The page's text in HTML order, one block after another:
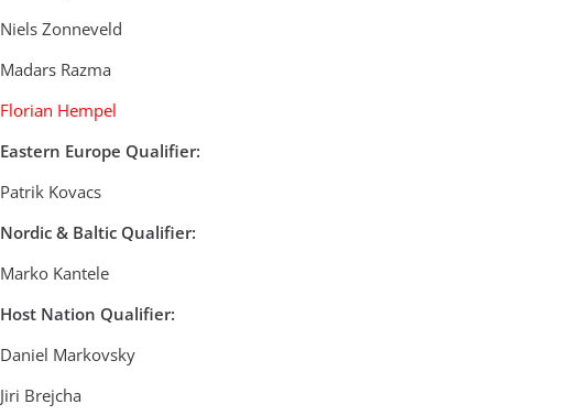
Niels Zonneveld
Madars Razma
Florian Hempel
Eastern Europe Qualifier:
Patrik Kovacs
Nordic & Baltic Qualifier:
Marko Kantele
Host Nation Qualifier:
Daniel Markovsky
Jiri Brejcha